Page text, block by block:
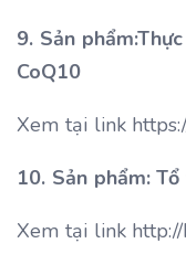
9. Sản
CoQ10
Xem tại link
10. Sản phẩm:
Xem tại link